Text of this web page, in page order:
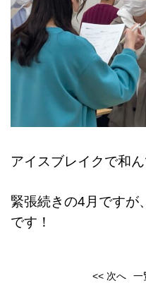
アイスブレイクで和
緊張続きの4月ですが
です！
<< 次へ 一